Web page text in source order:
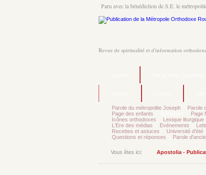
Paru avec la bénédiction de S.E. le
Revue de spiritualité et d'information
Parole du métropolite Joseph Parole
Page des enfants
Page
Icônes orthodoxes
Lexique liturgique
L'Ere des médias
Evénements
Recettes et astuces
Université d'été
Questions et réponses
Parole
Vous êtes ici: Apostolia -